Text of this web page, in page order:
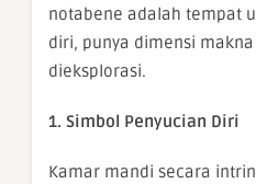
notabene adalah tempat
diri, punya dimensi
dieksplorasi.
1. Simbol Penyucian Diri
Kamar mandi secara